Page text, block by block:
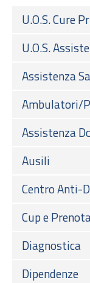
U.O.S. Cure
U.O.S.
Assistenza
Ambulatori/
Assistenza
Ausili
Centro Anti-
Cup e
Diagnostica
Dipendenze